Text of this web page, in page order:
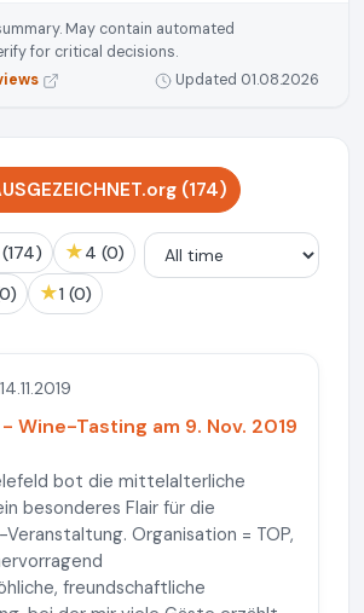
May contain automated
for critical decisions.
Updated 01.08.2026
(174)
5 (174) ★ 4 (0)
★ 1 (0)
14.11.2019
Wine-Tasting am 9. Nov. 2019
bot die mittelalterliche
besonderes Flair für die
Organisation = TOP,
freundschaftliche